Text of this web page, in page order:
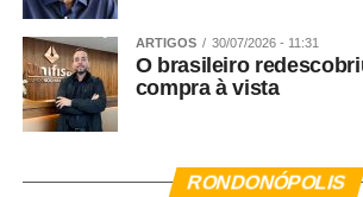
ARTIGOS 30/07/2026 - 11:31
O brasileiro
compra à vista
RONDONÓPOLIS